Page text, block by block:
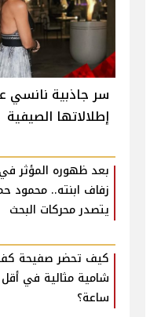
سر جاذبية
إطلالاتها الصيفية
بعد ظهوره المؤثر في
زفاف ابنته.. محمود
يتصدر محركات البحث
كيف تحضر صفيحة
شامية مثالية في
ساعة؟